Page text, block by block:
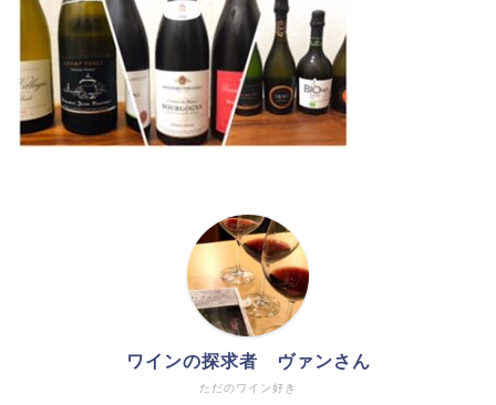
ただのワイン好き
ワインの探求者 ヴァンさん